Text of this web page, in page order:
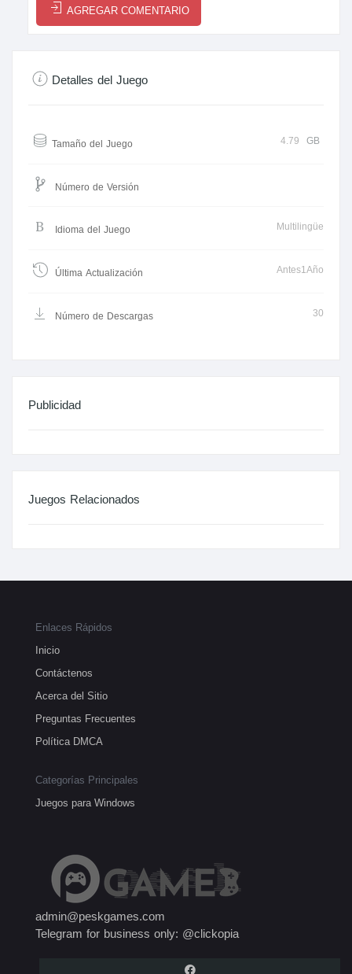
AGREGAR COMENTARIO
Detalles del Juego
Tamaño del Juego 4.79 GB
Número de Versión
Idioma del Juego Multilingüe
Última Actualización Antes1Año
Número de Descargas 30
Publicidad
Juegos Relacionados
Enlaces Rápidos
Inicio
Contáctenos
Acerca del Sitio
Preguntas Frecuentes
Política DMCA
Categorías Principales
Juegos para Windows
admin@peskgames.com
Telegram for business only: @clickopia